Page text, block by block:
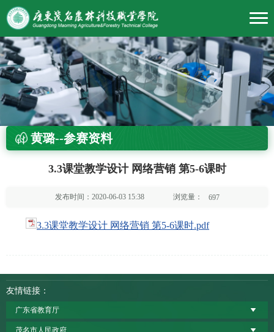
黄璐--参赛资料
3.3课堂教学设计 网络营销 第5-6课时
发布时间：2020-06-03 15:38 浏览量： 697
3.3课堂教学设计 网络营销 第5-6课时.pdf
友情链接：
广东省教育厅
茂名市人民政府